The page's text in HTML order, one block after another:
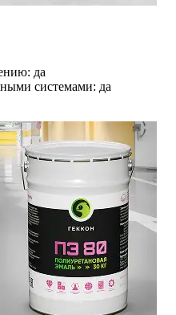
да
системами: да